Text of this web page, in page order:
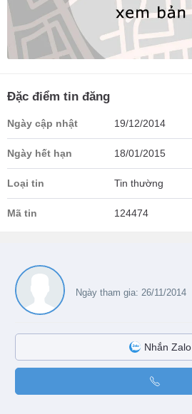
Đặc điểm tin đăng
Ngày cập nhật 19/12/2014
Ngày hết hạn 18/01/2015
Loại tin Tin thường
Mã tin 124474
Ngày tham gia: 26/11/2014
Nhắn Zalo